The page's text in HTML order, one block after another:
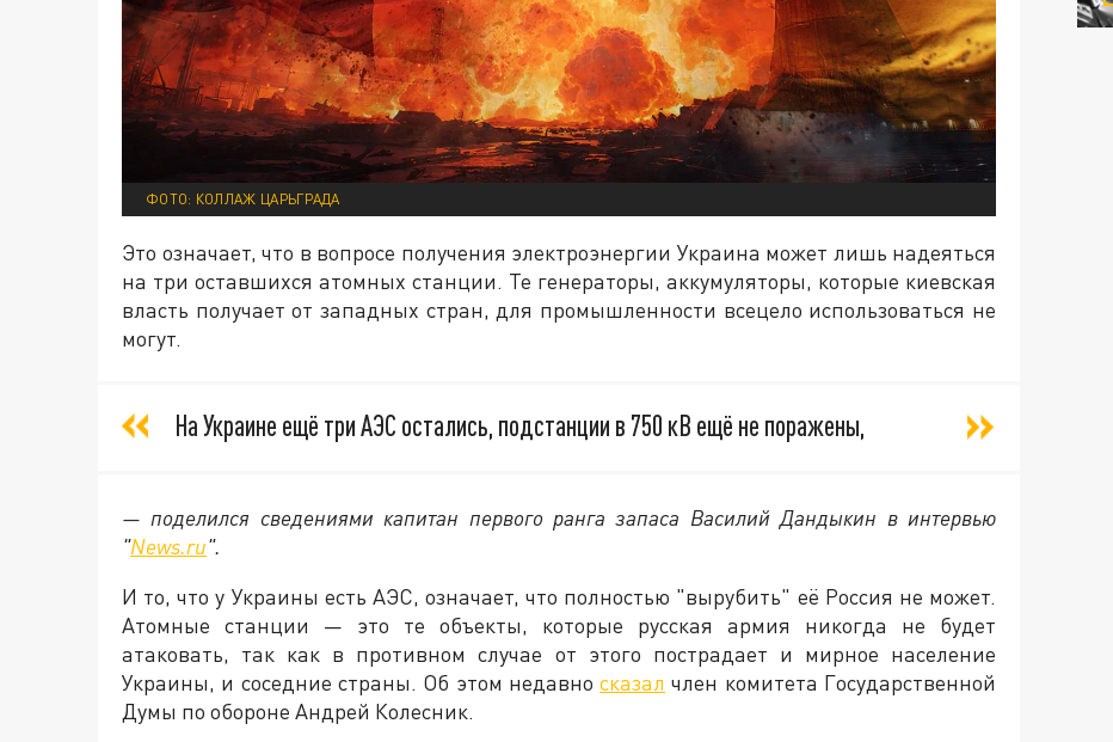
ФОТО: КОЛЛАЖ ЦАРЬГРАДА
Это означает, что в вопросе получения электроэнергии Украина может лишь надеяться
на три оставшихся атомных станции. Те генераторы, аккумуляторы, которые киевская
власть получает от западных стран, для промышленности всецело использоваться не
могут.
На Украине ещё три АЭС остались, подстанции в 750 кВ ещё не поражены,
— поделился сведениями капитан первого ранга запаса Василий Дандыкин в интервью
"News.ru".
И то, что у Украины есть АЭС, означает, что полностью "вырубить" её Россия не может.
Атомные станции — это те объекты, которые русская армия никогда не будет
атаковать, так как в противном случае от этого пострадает и мирное население
Украины, и соседние страны. Об этом недавносказал член комитета Государственной
Думы по обороне Андрей Колесник.